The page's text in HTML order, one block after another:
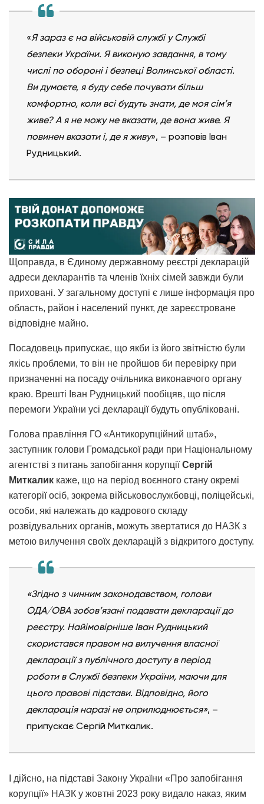
«Я зараз є на військовій службі у Службі
безпеки України. Я виконую завдання, в тому
числі по обороні і безпеці Волинської області.
Ви думаєте, я буду себе почувати більш
комфортно, коли всі будуть знати, де моя сім’я
живе? А я не можу не вказати, де вона живе. Я
повинен вказати і, де я живу», – розповів Іван
Рудницький.
Щоправда, в Єдиному державному реєстрі декларацій
адреси декларантів та членів їхніх сімей завжди були
приховані. У загальному доступі є лише інформація про
область, район і населений пункт, де зареєстроване
відповідне майно.
Посадовець припускає, що якби із його звітністю були
якісь проблеми, то він не пройшов би перевірку при
призначенні на посаду очільника виконавчого органу
краю. Врешті Іван Рудницький пообіцяв, що після
перемоги України усі декларації будуть опубліковані.
Голова правління ГО «Антикорупційний штаб»,
заступник голови Громадської ради при Національному
агентстві з питань запобігання корупціїСергій
Миткалик каже, що на період воєнного стану окремі
категорії осіб, зокрема військовослужбовці, поліцейські,
особи, які належать до кадрового складу
розвідувальних органів, можуть звертатися до НАЗК з
метою вилучення своїх декларацій з відкритого доступу.
«Згідно з чинним законодавством, голови
ОДА/ОВА зобов’язані подавати декларації до
реєстру. Найімовірніше Іван Рудницький
скористався правом на вилучення власної
декларації з публічного доступу в період
роботи в Службі безпеки України, маючи для
цього правові підстави. Відповідно, його
декларація наразі не оприлюднюється», –
припускає Сергій Миткалик.
І дійсно, на підставі Закону України «Про запобігання
корупції» НАЗК у жовтні 2023 року видало наказ, яким